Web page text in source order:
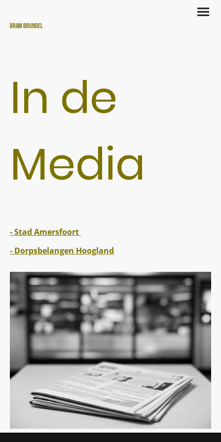
Bram Brundel
In de
Media
- Stad Amersfoort
- Dorpsbelangen Hoogland